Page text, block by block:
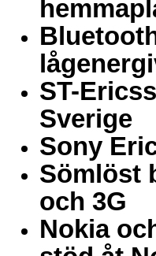
ST-
Sverige
Sony
Sömlöst
och 3G
Nokia